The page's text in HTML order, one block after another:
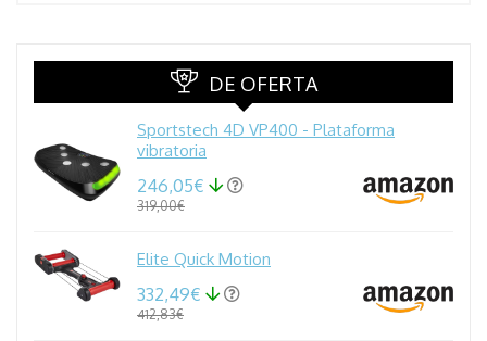
DE OFERTA
Sportstech 4D VP400 - Plataforma
vibratoria
246,05€
319,00€
Elite Quick Motion
332,49€
412,83€